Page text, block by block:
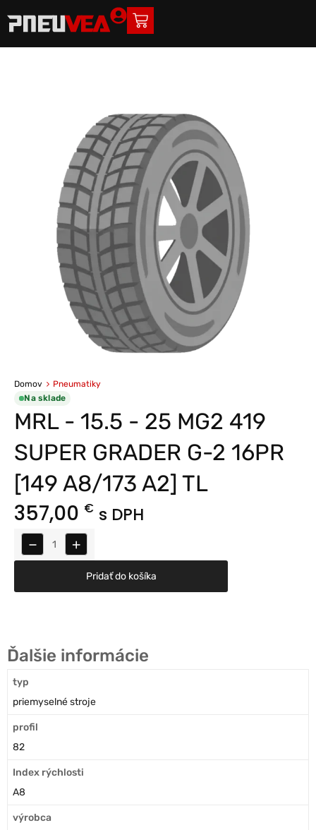
Domov
Pneumatiky
Na sklade
MRL - 15.5 - 25 MG2 419
SUPER GRADER G-2 16PR
[149 A8/173 A2] TL
357,00 € s DPH
− +
Pridať do košíka
Ďalšie informácie
typ
priemyselné stroje
profil
82
Index rýchlosti
A8
výrobca